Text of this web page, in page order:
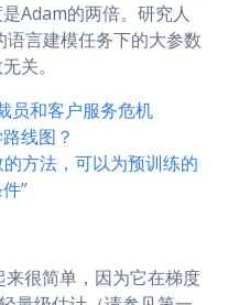
Adam的两倍。研究人
言建模任务下的大参数
关。
员和客户服务危机
线图？
方法，可以为预训练的
”
很简单，因为它在梯度